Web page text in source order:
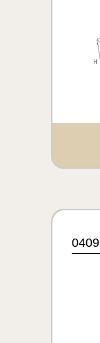
0409